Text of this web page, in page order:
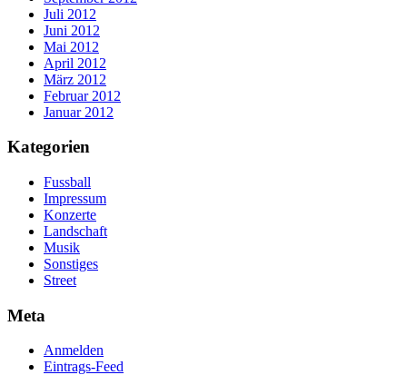
Juli 2012
Juni 2012
Mai 2012
April 2012
März 2012
Februar 2012
Januar 2012
Kategorien
Fussball
Impressum
Konzerte
Landschaft
Musik
Sonstiges
Street
Meta
Anmelden
Eintrags-Feed